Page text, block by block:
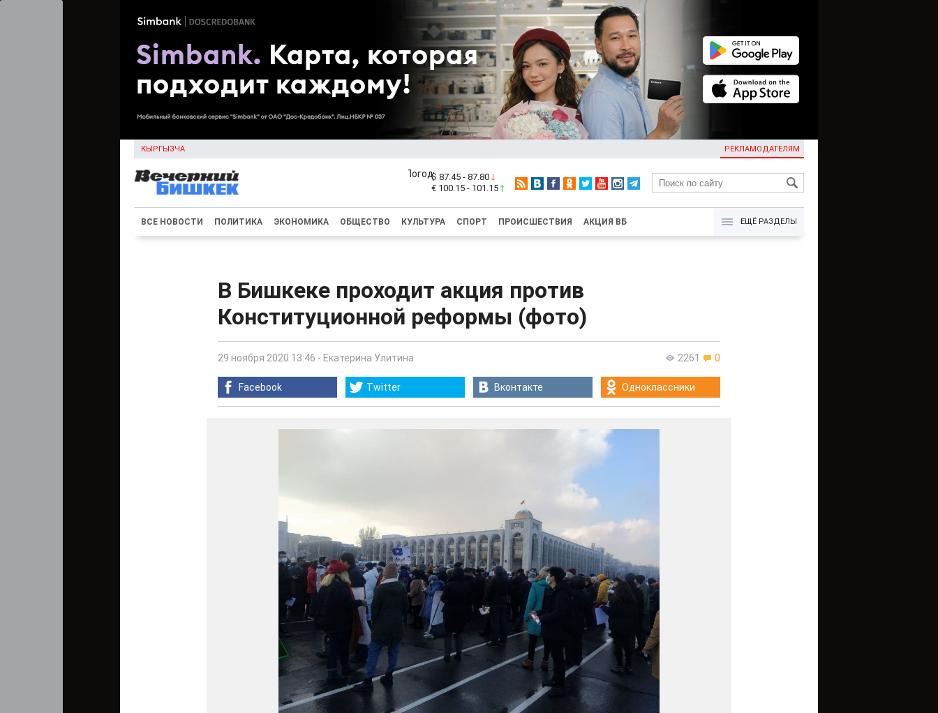
КЫРГЫЗЧА РЕКЛАМОДАТЕЛЯМ
KG
$ 87.45 - 87.80
€ 100.15 - 101.15
ВСЕ НОВОСТИ ПОЛИТИКА ЭКОНОМИКА ОБЩЕСТВО КУЛЬТУРА СПОРТ ПРОИСШЕСТВИЯ АКЦИЯ ВБ ЕЩЁ РАЗДЕЛЫ
В Бишкеке проходит акция против
Конституционной реформы (фото)
2261 0
29 ноября 2020 13:46 - Екатерина Улитина
Facebook Twitter Вконтакте Одноклассники